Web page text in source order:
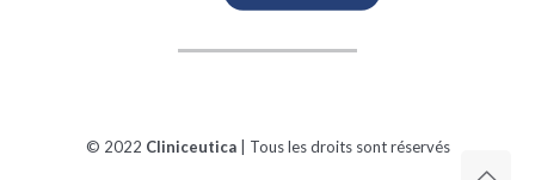
© 2022 Cliniceutica| Tous les droits sont réservés